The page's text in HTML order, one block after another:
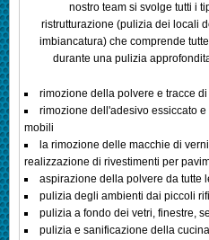
nostro team si svolge tutti i
ristrutturazione (pulizia dei locali
imbiancatura) che comprende
durante una pulizia
rimozione della polvere e tracce
rimozione dell'adesivo essiccato
mobili
la rimozione delle macchie di
realizzazione di rivestimenti per
aspirazione della polvere da tutte
pulizia degli ambienti dai piccoli
pulizia a fondo dei vetri, finestre,
pulizia e sanificazione della